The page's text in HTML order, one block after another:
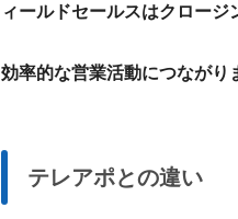
ィールドセールスはクロー
効率的な営業活動につながり
テレアポとの違い